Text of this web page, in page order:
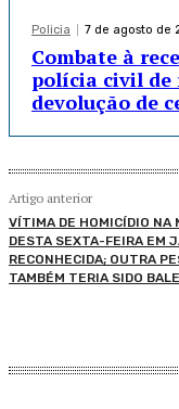
Policia 7 de agosto de
Combate à
polícia civil de
devolução de
Artigo anterior
VÍTIMA DE HOMICÍDIO NA
DESTA SEXTA-FEIRA EM
RECONHECIDA; OUTRA
TAMBÉM TERIA SIDO